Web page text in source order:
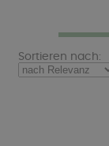
Sortieren nach: